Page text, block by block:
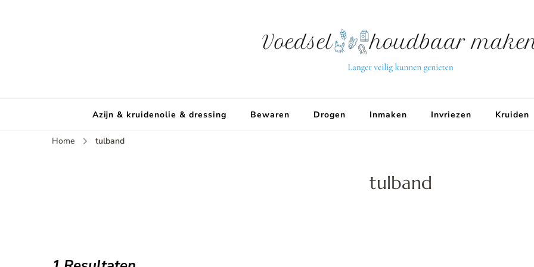
Azijn & kruidenolie & dressing Bewaren Drogen Inmaken Invriezen Kruiden
Home tulband
tulband